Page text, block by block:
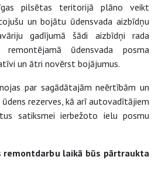
pilsētas teritorijā plāno veikt
un bojātu ūdensvada aizbīdņu
gadījumā šādi aizbīdņi rada
remontējamā ūdensvada posma
un ātri novērst bojājumus.
par sagādātajām neērtībām un
rezerves, kā arī autovadītājiem
satiksmei ierbežoto ielu posmu
remontdarbu laikā būs pārtraukta